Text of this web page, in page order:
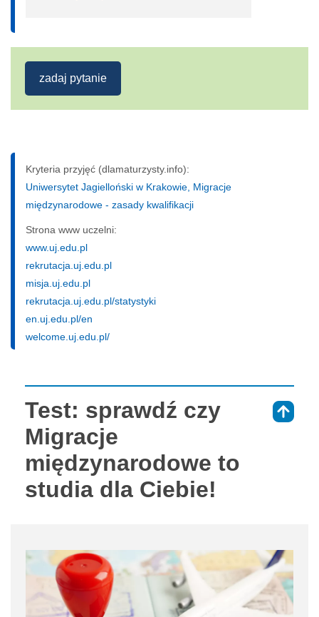
zadaj pytanie
Kryteria przyjęć (dlamaturzysty.info):
Uniwersytet Jagielloński w Krakowie, Migracje
międzynarodowe - zasady kwalifikacji
Strona www uczelni:
www.uj.edu.pl
rekrutacja.uj.edu.pl
misja.uj.edu.pl
rekrutacja.uj.edu.pl/statystyki
en.uj.edu.pl/en
welcome.uj.edu.pl/
Test: sprawdź czy
Migracje
międzynarodowe to
studia dla Ciebie!